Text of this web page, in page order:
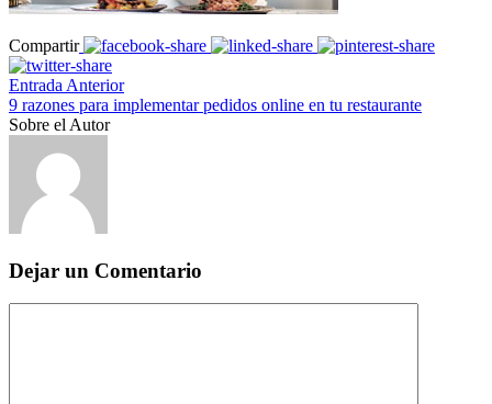
Compartir
Entrada Anterior
9 razones para implementar pedidos online en tu restaurante
Sobre el Autor
Dejar un Comentario